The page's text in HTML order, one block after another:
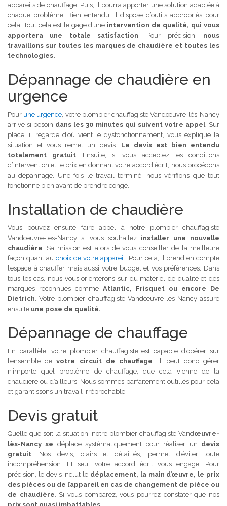
appareils de chauffage. Puis, il pourra apporter une solution adaptée à
chaque problème. Bien entendu, il dispose d’outils appropriés pour
cela. Tout cela est le gage d’une intervention de qualité, qui vous
apportera une totale satisfaction . Pour précision, nous
travaillons sur toutes les marques de chaudière et toutes les
technologies.
Dépannage de chaudière en
urgence
Pour une urgence , votre plombier chauffagiste Vandœuvre-lès-Nancy
arrive si besoin dans les 30 minutes qui suivent votre appel. Sur
place, il regarde d’où vient le dysfonctionnement, vous explique la
situation et vous remet un devis. Le devis est bien entendu
totalement gratuit. Ensuite, si vous acceptez les conditions
d’intervention et le prix en donnant votre accord écrit, nous procédons
au dépannage. Une fois le travail terminé, nous vérifions que tout
fonctionne bien avant de prendre congé.
Installation de chaudière
Vous pouvez ensuite faire appel à notre plombier chauffagiste
Vandœuvre-lès-Nancy si vous souhaitez installer une nouvelle
chaudière . Sa mission est alors de vous conseiller de la meilleure
façon quant au choix de votre appareil
. Pour cela, il prend en compte
l’espace à chauffer mais aussi votre budget et vos préférences. Dans
tous les cas, nous vous orienterons sur du matériel de qualité et des
marques reconnues comme Atlantic, Frisquet ou encore De
Dietrich . Votre plombier chauffagiste Vandœuvre-lès-Nancy assure
ensuite une pose de qualité.
Dépannage de chauffage
En parallèle, votre plombier chauffagiste est capable d’opérer sur
l’ensemble devotre circuit de chauffage . Il peut donc gérer
n’importe quel problème de chauffage, que cela vienne de la
chaudière ou d’ailleurs. Nous sommes parfaitement outillés pour cela
et garantissons un travail irréprochable.
Devis gratuit
Quelle que soit la situation, notre plombier chauffagiste Vand œuvre-
lès-Nancy se déplace systématiquement pour réaliser un devis
gratuit . Nos devis, clairs et détaillés, permet d’éviter toute
incompréhension. Et seul votre accord écrit vous engage. Pour
précision, le devis inclut le déplacement, la main d’œuvre, le prix
des pièces ou de l’appareil en cas de changement de pièce ou
de chaudière . Si vous comparez, vous pourrez constater que nos